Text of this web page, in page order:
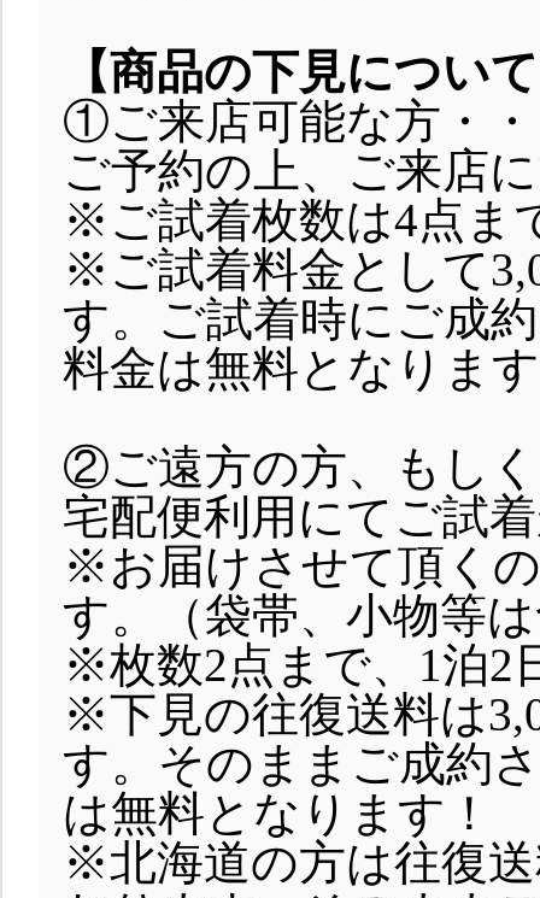
【商品の下見につい
①ご来店可能な方・
ご予約の上、ご来店
※ご試着枚数は4点ま
※ご試着料金として
す。ご試着時にご成
料金は無料となりま
②ご遠方の方、もし
宅配便利用にてご試
※お届けさせて頂く
す。（袋帯、小物等
※枚数2点まで、1泊2
※下見の往復送料は
す。そのままご成約
は無料となります！
※北海道の方は往復